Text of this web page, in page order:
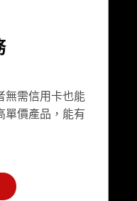
無需信用卡也能
單價產品，能有